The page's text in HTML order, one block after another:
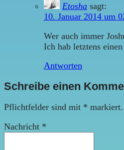
Etosha sagt:
10. Januar 2014 um
Wer auch immer
Ich hab letztens
Antworten
Schreibe einen
Pflichtfelder sind mit * markiert.
Nachricht *